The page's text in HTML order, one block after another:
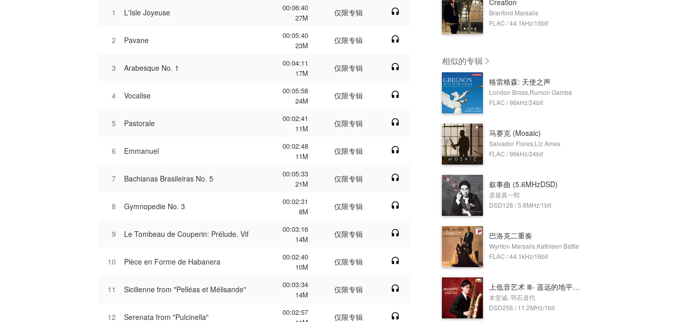
1 L'Isle Joyeuse
00:06:40
27M
仅限专辑
2 Pavane
00:05:40
23M
仅限专辑
3 Arabesque No. 1
00:04:11
17M
仅限专辑
4 Vocalise
00:05:58
24M
仅限专辑
5 Pastorale
00:02:41
11M
仅限专辑
6 Emmanuel
00:02:48
11M
仅限专辑
7 Bachianas Brasileiras No. 5
00:05:33
21M
仅限专辑
8 Gymnopedie No. 3
00:02:31
8M
仅限专辑
9 Le Tombeau de Couperin: Prélude. Vif
00:03:16
14M
仅限专辑
10 Pièce en Forme de Habanera
00:02:40
10M
仅限专辑
11 Sicilienne from "Pelléas et Mélisande"
00:03:34
14M
仅限专辑
12 Serenata from "Pulcinella"
00:02:57
仅限专辑
Creation
Branford Marsalis
FLAC / 44.1kHz/16bit
相似的专辑
格雷格森: 天使之声
London Brass,Rumon Gamba
FLAC / 96kHz/24bit
马赛克 (Mosaic)
Salvador Flores,Liz Ames
FLAC / 96kHz/24bit
叙事曲 (5.6MHzDSD)
彦坂真一郎
DSD128 / 5.6MHz/1bit
巴洛克二重奏
Wynton Marsalis,Kathleen Battle
FLAC / 44.1kHz/16bit
上低音艺术 Ⅲ- 遥远的地平线之歌 (11.2MHz DSD)
本堂诚, 羽石道代
DSD256 / 11.2MHz/1bit